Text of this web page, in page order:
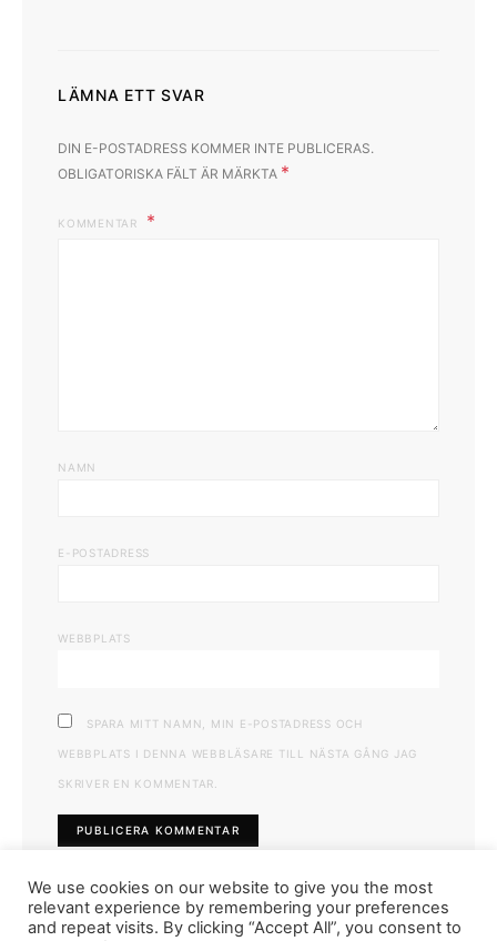
LÄMNA ETT SVAR
DIN E-POSTADRESS KOMMER INTE PUBLICERAS.
OBLIGATORISKA FÄLT ÄR MÄRKTA *
KOMMENTAR
NAMN
E-POSTADRESS
WEBBPLATS
SPARA MITT NAMN, MIN E-POSTADRESS OCH
WEBBPLATS I DENNA WEBBLÄSARE TILL NÄSTA GÅNG JAG
SKRIVER EN KOMMENTAR.
We use cookies on our website to give you the most
relevant experience by remembering your preferences
and repeat visits. By clicking “Accept All”, you consent to